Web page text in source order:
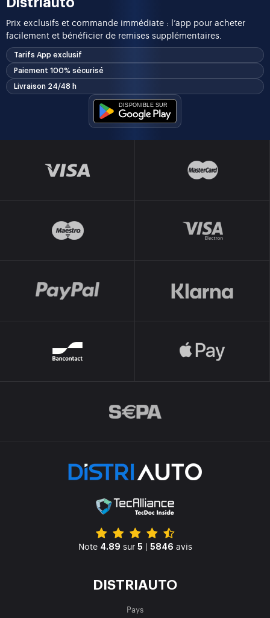
Prix exclusifs et commande immédiate : l’app pour acheter
facilement et bénéficier de remises supplémentaires.
Tarifs App exclusif
Paiement 100% sécurisé
Livraison 24/48 h
Note 4.89 sur 5 | 5846 avis
DISTRIAUTO
Pays